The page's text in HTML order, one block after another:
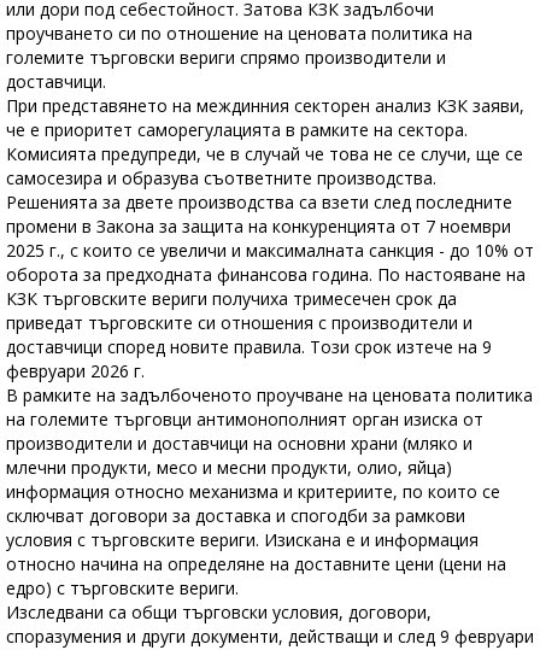
или дори под себестойност. Затова КЗК задълбочи
проучването си по отношение на ценовата политика на
големите търговски вериги спрямо производители и
доставчици.
При представянето на междинния секторен анализ КЗК заяви,
че е приоритет саморегулацията в рамките на сектора.
Комисията предупреди, че в случай че това не се случи, ще се
самосезира и образува съответните производства.
Решенията за двете производства са взети след последните
промени в Закона за защита на конкуренцията от 7 ноември
2025 г., с които се увеличи и максималната санкция - до 10% от
оборота за предходната финансова година. По настояване на
КЗК търговските вериги получиха тримесечен срок да
приведат търговските си отношения с производители и
доставчици според новите правила. Този срок изтече на 9
февруари 2026 г.
В рамките на задълбоченото проучване на ценовата политика
на големите търговци антимонополният орган изиска от
производители и доставчици на основни храни (мляко и
млечни продукти, месо и месни продукти, олио, яйца)
информация относно механизма и критериите, по които се
сключват договори за доставка и спогодби за рамкови
условия с търговските вериги. Изискана е и информация
относно начина на определяне на доставните цени (цени на
едро) с търговските вериги.
Изследвани са общи търговски условия, договори,
споразумения и други документи, действащи и след 9 февруари